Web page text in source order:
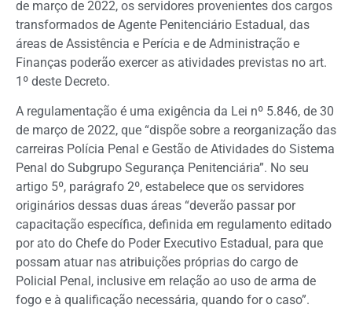
de março de 2022, os servidores provenientes dos cargos
transformados de Agente Penitenciário Estadual, das
áreas de Assistência e Perícia e de Administração e
Finanças poderão exercer as atividades previstas no art.
1º deste Decreto.
A regulamentação é uma exigência da Lei nº 5.846, de 30
de março de 2022, que “dispõe sobre a reorganização das
carreiras Polícia Penal e Gestão de Atividades do Sistema
Penal do Subgrupo Segurança Penitenciária”. No seu
artigo 5º, parágrafo 2º, estabelece que os servidores
originários dessas duas áreas “deverão passar por
capacitação específica, definida em regulamento editado
por ato do Chefe do Poder Executivo Estadual, para que
possam atuar nas atribuições próprias do cargo de
Policial Penal, inclusive em relação ao uso de arma de
fogo e à qualificação necessária, quando for o caso”.